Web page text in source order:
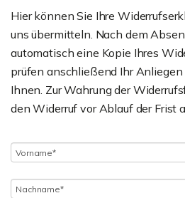
Hier können Sie Ihre
uns übermitteln. Nach dem
automatisch eine Kopie Ihres
prüfen anschließend Ihr Anliegen
Ihnen. Zur Wahrung der
den Widerruf vor Ablauf der Frist